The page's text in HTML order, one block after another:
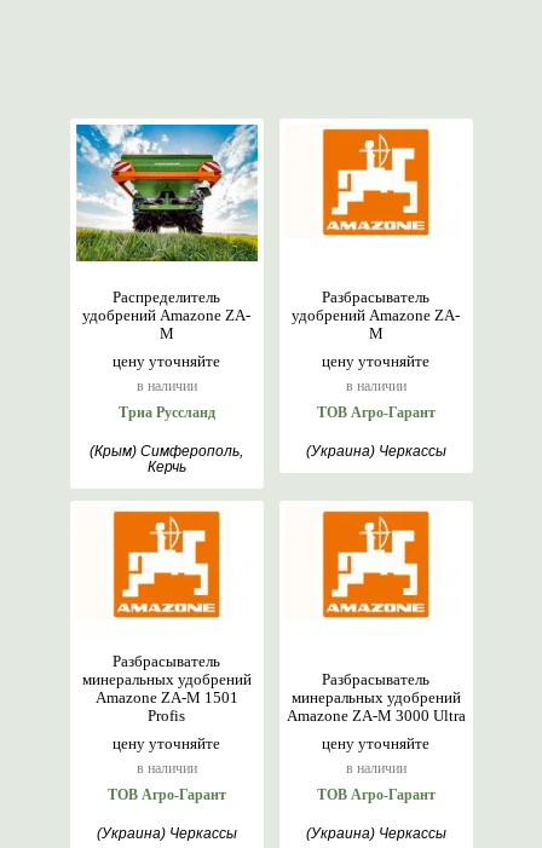
цену уточняйте
в наличии
Распределитель
удобрений Amazone ZA-
M
Триа Руссланд
(Крым) Симферополь,
Керчь
цену уточняйте
в наличии
Разбрасыватель
удобрений Amazone ZA-
M
ТОВ Агро-Гарант
(Украина) Черкассы
цену уточняйте
в наличии
Разбрасыватель
минеральных удобрений
Amazone ZA-M 1501
Profis
ТОВ Агро-Гарант
(Украина) Черкассы
цену уточняйте
в наличии
Разбрасыватель
минеральных удобрений
Amazone ZA-M 3000 Ultra
ТОВ Агро-Гарант
(Украина) Черкассы